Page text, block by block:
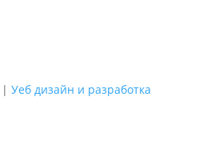
| Уеб дизайн и разработка